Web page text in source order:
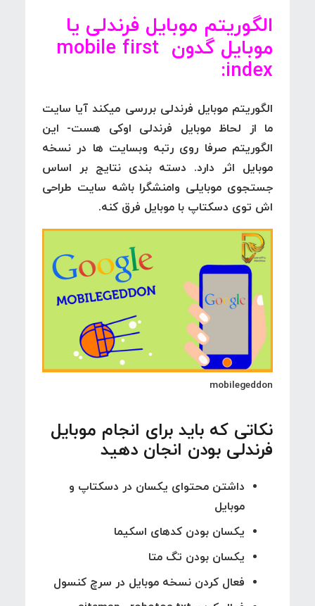
الگوریتم موبایل فرندلی یا
موبایل گدون mobile first
index
:
الگوریتم موبایل فرندلی بررسی میکند آیا سایت
ما از لحاظ موبایل فرندلی اوکی هست- این
الگوریتم صرفا روی رتبه وبسایت ها در نسخه
موبایل اثر دارد. دسته بندی نتایج بر اساس
جستجوی موبایلی وامنشگرا باشه سایت طراحی
اش توی دسکتاپ با موبایل فرق کنه.
mobilegeddon
نکاتی که باید برای انجام موبایل
فرندلی بودن انجان دهید
داشتن محتوای یکسان در دسکتاپ و
موبایل
یکسان بودن کدهای اسکیما
یکسان بودن تگ متا
فعال کردن نسخه موبایل در سرچ کنسول